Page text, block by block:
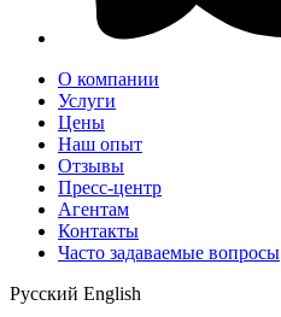
О компании
Услуги
Цены
Наш опыт
Отзывы
Пресс-центр
Агентам
Контакты
Часто задаваемые вопросы
Русский English